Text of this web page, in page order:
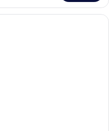
Une chambre d’hôtel avec deux